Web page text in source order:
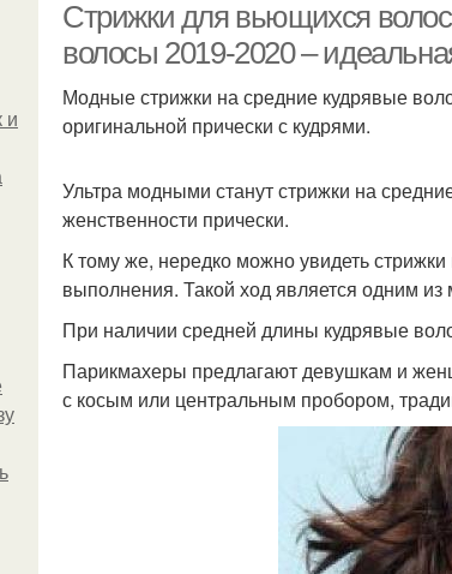
и
Стрижки для вьющихся
волосы 2019-2020 –
Модные стрижки на средние кудрявые
оригинальной прически с кудрями.
Ультра модными станут стрижки на
женственности прически.
К тому же, нередко можно увидеть
выполнения. Такой ход является одним
При наличии средней длины кудрявые
Парикмахеры предлагают девушкам и
с косым или центральным пробором,